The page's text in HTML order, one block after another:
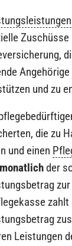
Zuschüsse
Angehörige
und zu
die zu
und einen
monatlichder
zahlt
Leistungen